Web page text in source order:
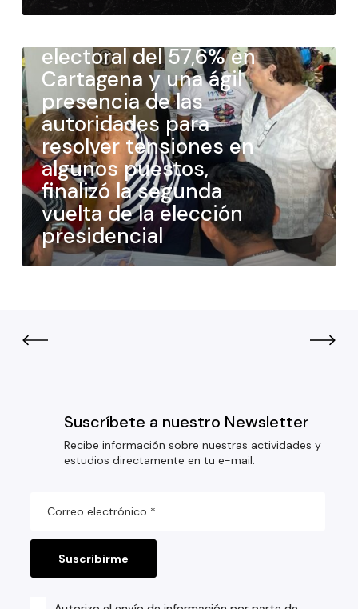
junio 22, 2026
electoral del 57,6% en
Cartagena y una ágil
presencia de las
autoridades para
resolver tensiones en
algunos puestos,
finalizó la segunda
vuelta de la elección
presidencial
Suscríbete a nuestro Newsletter
Recibe información sobre nuestras actividades y
estudios directamente en tu e-mail.